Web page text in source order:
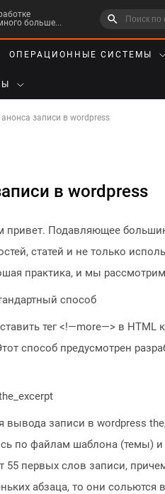
больше...
ОПЕРАЦИОННЫЕ СИСТЕМЫ
записи в wordpress
в wordpress
привет. Подавляющее
статей и не только
практика, и мы
способ
тег <!—more—> в HTML
способ предусмотрен
вывода записи в wordpress
по файлам шаблона (темы)
первых слов записи,
абзаца, то они